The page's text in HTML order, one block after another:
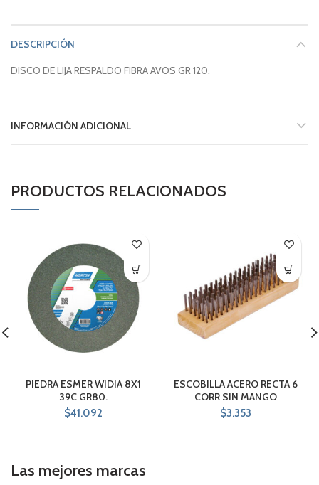
DESCRIPCIÓN
DISCO DE LIJA RESPALDO FIBRA AVOS GR 120.
INFORMACIÓN ADICIONAL
PRODUCTOS RELACIONADOS
PIEDRA ESMER WIDIA 8X1
39C GR80.
$41.092
ESCOBILLA ACERO RECTA 6
CORR SIN MANGO
$3.353
Las mejores marcas